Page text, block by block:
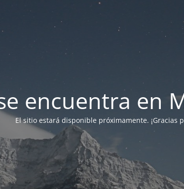
encuentra en
El sitio estará disponible próximamente. ¡Gracias